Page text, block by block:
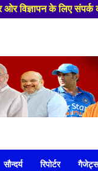
+91 8329626839
सौन्दर्य रिपोर्टर गैजेट्स